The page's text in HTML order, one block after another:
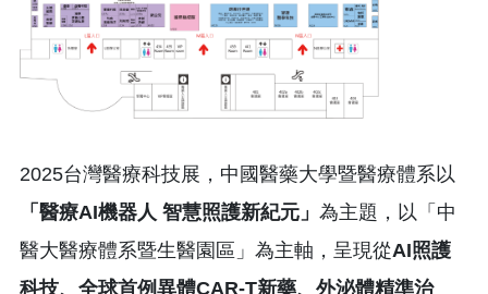
2025台灣醫療科技展，中國醫藥大學暨醫療體系以
「醫療AI機器人 智慧照護新紀元」 為主題，以「中
醫大醫療體系暨生醫園區」為主軸，呈現從AI照護
科技、全球首例異體CAR-T新藥、外泌體精準治